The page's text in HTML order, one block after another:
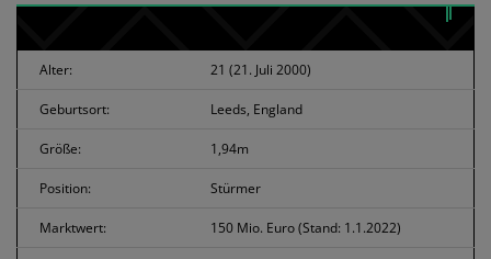
Alter: 21 (21. Juli 2000)
Geburtsort: Leeds, England
Größe: 1,94m
Position: Stürmer
Marktwert: 150 Mio. Euro (Stand: 1.1.2022)